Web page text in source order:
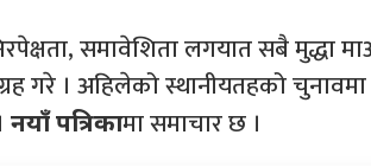
समावेशिता लगयात सबै मुद्धा
गरे । अहिलेको स्थानीयतहको
नयाँ पत्रिकामा समाचार छ ।